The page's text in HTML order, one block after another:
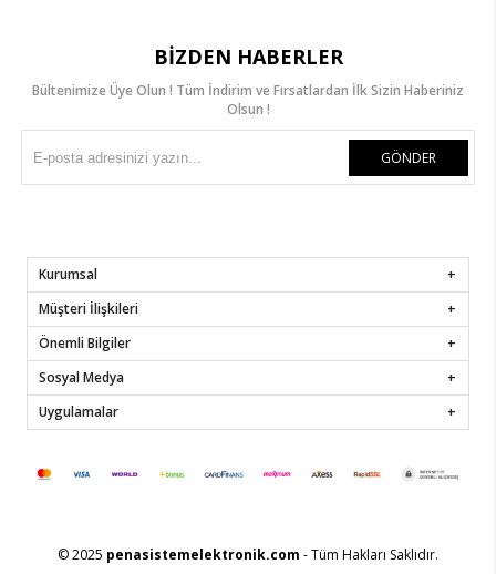
BIZDEN HABERLER
Bültenimize Üye Olun ! Tüm İndirim ve Fırsatlardan İlk Sizin Haberiniz
Olsun !
GÖNDER
Kurumsal
Müşteri İlişkileri
Önemli Bilgiler
Sosyal Medya
Uygulamalar
© 2025 penasistemelektronik.com - Tüm Hakları Saklıdır.